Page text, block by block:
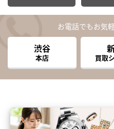
お電話でもお気
渋谷
本店 買取